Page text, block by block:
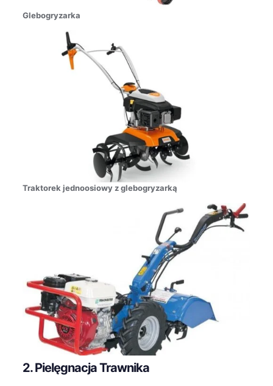
Glebogryzarka
Traktorek jednoosiowy z glebogryzarką
2. Pielęgnacja Trawnika